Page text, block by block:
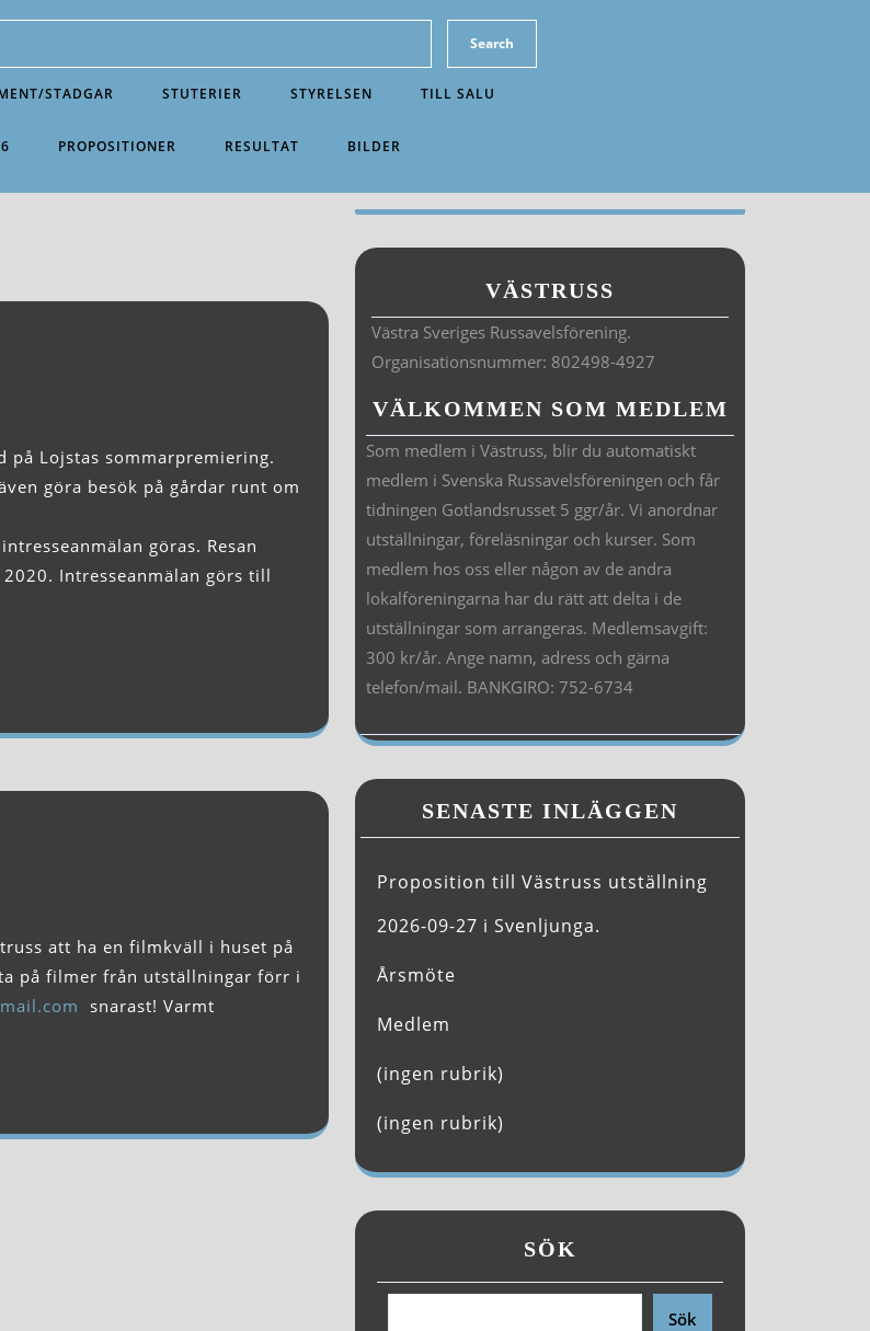
STADGAR STUTERIER STYRELSEN TILL SALU
PROPOSITIONER RESULTAT BILDER
göra besök på gårdar runt om
göras. Resan
Intresseanmälan görs till
på filmer från utställningar förr i
snarast! Varmt
VÄSTRUSS
Västra Sveriges Russavelsförening.
Organisationsnummer: 802498-4927
VÄLKOMMEN SOM MEDLEM
Som medlem i Västruss, blir du automatiskt
medlem i Svenska Russavelsföreningen och får
tidningen Gotlandsrusset 5 ggr/år. Vi anordnar
utställningar, föreläsningar och kurser. Som
medlem hos oss eller någon av de andra
lokalföreningarna har du rätt att delta i de
utställningar som arrangeras. Medlemsavgift:
300 kr/år. Ange namn, adress och gärna
telefon/mail. BANKGIRO: 752-6734
SENASTE INLÄGGEN
Proposition till Västruss utställning
2026-09-27 i Svenljunga.
Årsmöte
Medlem
(ingen rubrik)
(ingen rubrik)
SÖK
Sök